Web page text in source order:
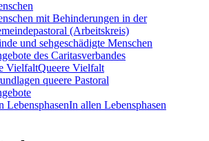
mit Behinderungen in der
(Arbeitskreis)
und sehgeschädigte Menschen
des Caritasverbandes
Queere Vielfalt
queere Pastoral
In allen Lebensphasen